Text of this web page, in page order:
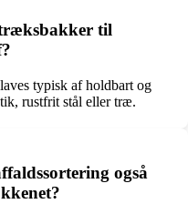
til
typisk af holdbart og
rustfrit stål eller træ.
også